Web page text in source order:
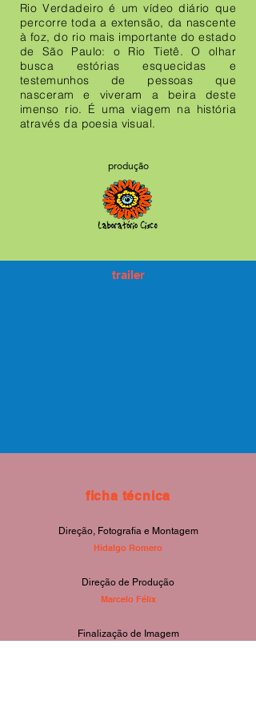
Rio Verdadeiro é um vídeo diário que
percorre toda a extensão, da nascente
à foz, do rio mais importante do estado
de São Paulo: o Rio Tietê. O olhar
busca estórias esquecidas e
testemunhos de pessoas que
nasceram e viveram a beira deste
imenso rio. É uma viagem na história
através da poesia visual.
produção
trailer
ficha técnica
Direção, Fotografia e Montagem
Hidalgo Romero
Direção de Produção
Marcelo Félix
Finalização de Imagem